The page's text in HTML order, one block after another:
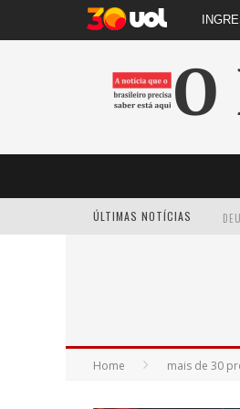
ÚLTIMAS NOTÍCIAS
Home mais de 30